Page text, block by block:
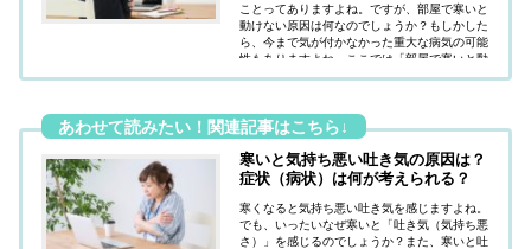
ことってありますよね。ですが、部屋で寒いと
動けない原因は何なのでしょうか？もしかした
ら、今まで気が付かなかった重大な病気の可能
性もありますよね。ここでは「部屋で寒いと動
けない原因と対策は何か？冬の朝に家で動けな
寒いと気持ち悪い吐き気の原因は？
症状（病状）は何が考えられる？
寒くなると気持ち悪い吐き気を感じますよね。
でも、いったいなぜ寒いと「吐き気（気持ち悪
さ）」を感じるのでしょうか？また、寒いと吐